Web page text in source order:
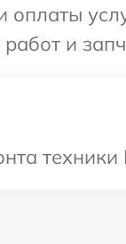
оплаты
и
техники